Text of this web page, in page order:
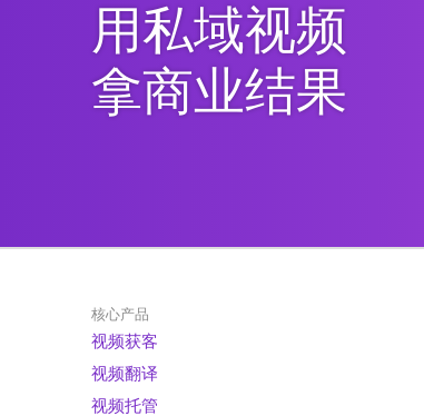
用私域视频
拿商业结果
核心产品
视频获客
视频翻译
视频托管